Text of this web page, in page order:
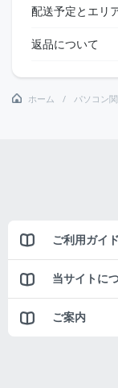
配送予定とエリ
返品について
ホーム パソコン
ご利用ガイド
当サイトに
ご案内